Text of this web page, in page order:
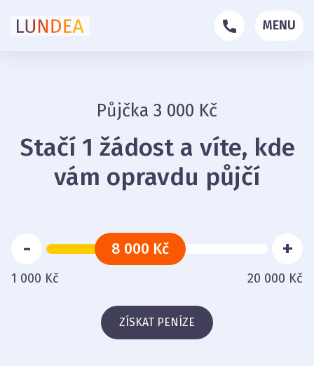
MENU
Půjčka 3 000 Kč
Stačí 1 žádost a víte, kde
vám opravdu půjčí
8 000 Kč
- +
1 000 Kč 20 000 Kč
ZÍSKAT PENÍZE